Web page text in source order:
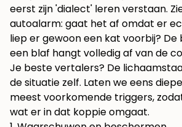
eerst zijn 'dialect' leren verstaan.
autoalarm: gaat het af omdat er
liep er gewoon een kat voorbij? De
een blaf hangt volledig af van de
Je beste vertalers? De
de situatie zelf. Laten we eens
meest voorkomende triggers,
wat er in dat koppie omgaat.